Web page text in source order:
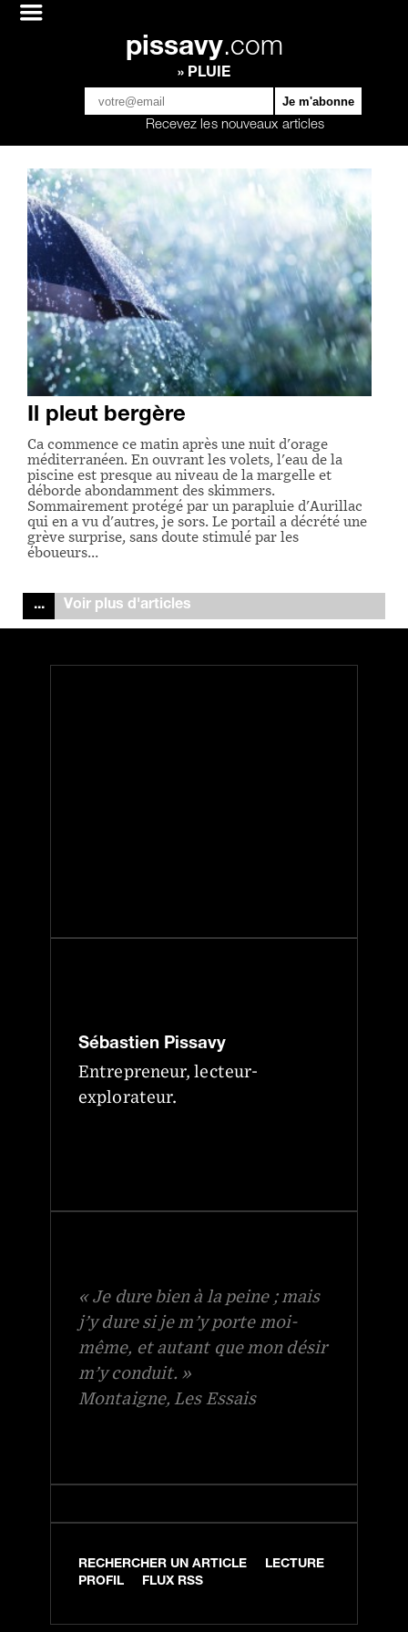
pissavy.com
» PLUIE
Recevez les nouveaux articles
Il pleut bergère
Ca commence ce matin après une nuit d'orage
méditerranéen. En ouvrant les volets, l'eau de la
piscine est presque au niveau de la margelle et
déborde abondamment des skimmers.
Sommairement protégé par un parapluie d'Aurillac
qui en a vu d'autres, je sors. Le portail a décrété une
grève surprise, sans doute stimulé par les
éboueurs…
Voir plus d'articles
Sébastien Pissavy
Entrepreneur, lecteur-
explorateur.
« Je dure bien à la peine ; mais
j’y dure si je m’y porte moi-
même, et autant que mon désir
m’y conduit. »
Montaigne, Les Essais
RECHERCHER UN ARTICLE
LECTURE
PROFIL
FLUX RSS